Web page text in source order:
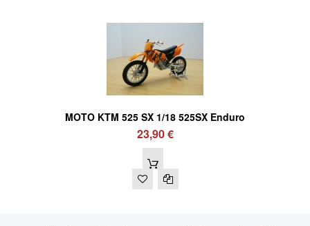
MOTO KTM 525 SX 1/18 525SX Enduro
23,90 €